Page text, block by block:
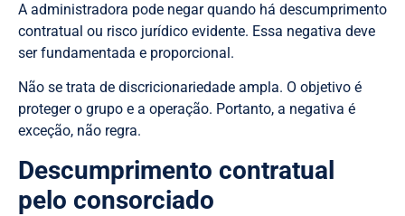
A administradora pode negar quando há descumprimento
contratual ou risco jurídico evidente. Essa negativa deve
ser fundamentada e proporcional.
Não se trata de discricionariedade ampla. O objetivo é
proteger o grupo e a operação. Portanto, a negativa é
exceção, não regra.
Descumprimento contratual
pelo consorciado